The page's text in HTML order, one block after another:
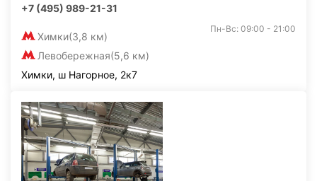
+7 (495) 989-21-31
Химки(3,8 км)
Левобережная(5,6 км)
Пн-Вс: 09:00 - 21:00
Химки, ш Нагорное, 2к7